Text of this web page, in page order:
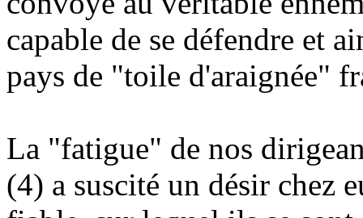
capable de se défendre et
pays de "toile d'araignée"
La "fatigue" de nos
(4) a suscité un désir chez